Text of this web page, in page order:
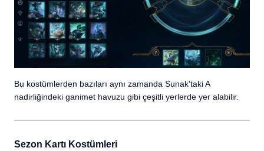
Bu kostümlerden bazıları aynı zamanda Sunak'taki A
nadirliğindeki ganimet havuzu gibi çeşitli yerlerde yer alabilir.
Sezon Kartı Kostümleri